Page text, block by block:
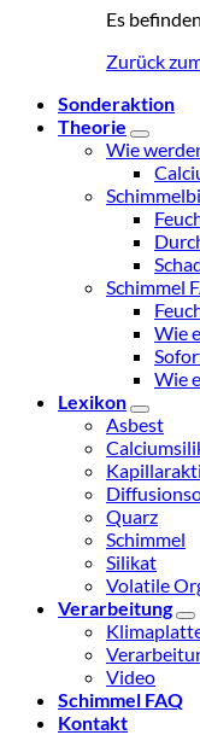
Es
Zurück
Sonderaktion
Theorie
Wie
Schimmel
Wie
Wie
Lexikon
Asbest
Quarz
Schimmel
Silikat
Volatile
Verarbeitung
Video
Schimmel FAQ
Kontakt